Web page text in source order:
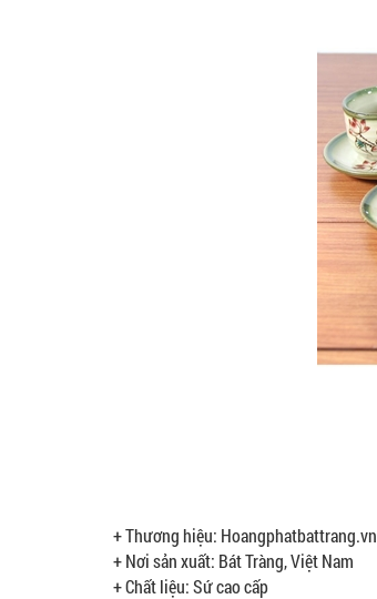
+ Thương hiệu: Hoangphatbattrang.vn
+ Nơi sản xuất: Bát Tràng, Việt Nam
+ Chất liệu: Sứ cao cấp